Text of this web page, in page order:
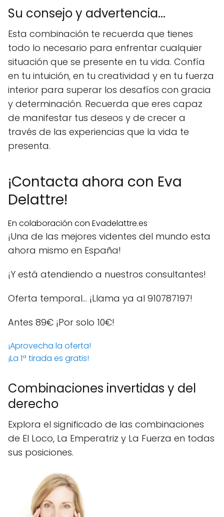
Su consejo y advertencia...
Esta combinación te recuerda que tienes
todo lo necesario para enfrentar cualquier
situación que se presente en tu vida. Confía
en tu intuición, en tu creatividad y en tu fuerza
interior para superar los desafíos con gracia
y determinación. Recuerda que eres capaz
de manifestar tus deseos y de crecer a
través de las experiencias que la vida te
presenta.
¡Contacta ahora con Eva
Delattre!
En colaboración con Evadelattre.es
¡Una de las mejores videntes del mundo esta
ahora mismo en España!
¡Y está atendiendo a nuestros consultantes!
Oferta temporal… ¡Llama ya al 910787197!
Antes 89€ ¡Por solo 10€!
¡Aprovecha la oferta!
¡La 1ª tirada es gratis!
Combinaciones invertidas y del
derecho
Explora el significado de las combinaciones
de El Loco, La Emperatriz y La Fuerza en todas
sus posiciones.